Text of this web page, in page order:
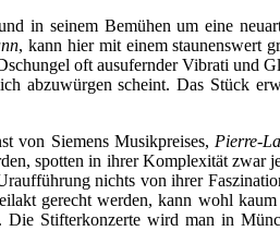
in seinem Bemühen um eine
, kann hier mit einem staunenswert
oft ausufernder Vibrati und
abzuwürgen scheint. Das Stück
von Siemens Musikpreises, Pierre-
spotten in ihrer Komplexität
nichts von ihrer
gerecht werden, kann wohl
Stifterkonzerte wird man in